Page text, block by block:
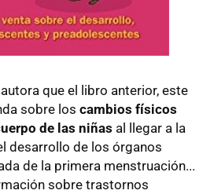
que el libro anterior, este
sobre los cambios físicos
de las niñas al llegar a la
desarrollo de los órganos
de la primera menstruación...
sobre trastornos